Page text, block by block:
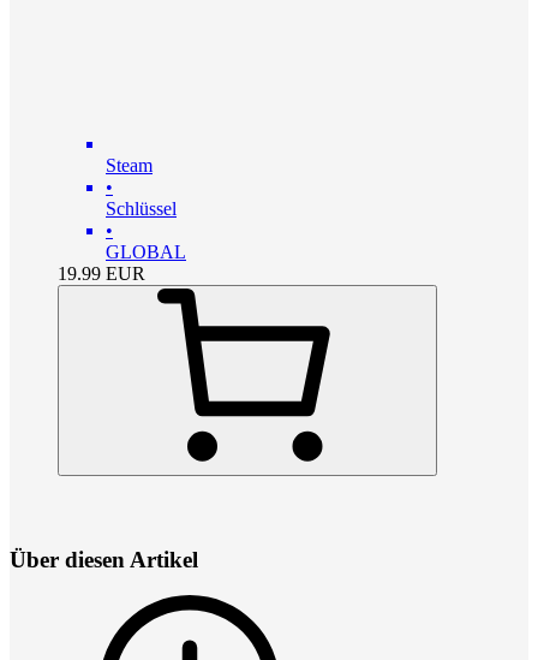
Steam
•
Schlüssel
•
GLOBAL
19.99 EUR
Über diesen Artikel